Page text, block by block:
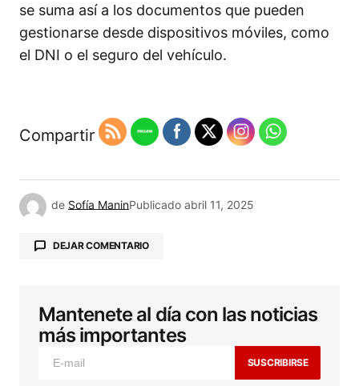
se suma así a los documentos que pueden
gestionarse desde dispositivos móviles, como
el DNI o el seguro del vehículo.
Compartir
de Sofía ManinPublicado abril 11, 2025
DEJAR COMENTARIO
Tu dirección de correo electrónico no será
publicada. Los campos obligatorios están
marcados con *
Mantenete al día con las noticias
más importantes
SUSCRIBIRSE